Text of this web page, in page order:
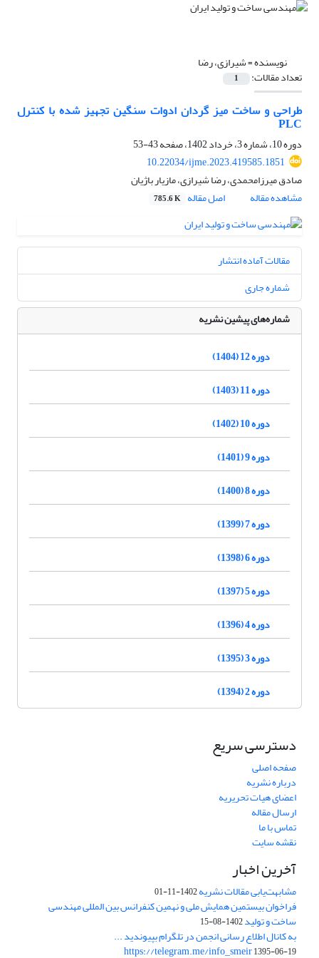
نویسنده =شیرازی، رضا
تعداد مقالات: 1
طراحی و ساخت میز گردان ادوات سنگین تجهیز شده با کنترل
PLC
دوره 10، شماره 3، خرداد 1402، صفحه
43-53
10.22034/ijme.2023.419585.1851
صادق میرزامحمدی، رضا شیرازی، مازیار باژیان
مشاهده مقاله
اصل مقاله 785.6 K
مقالات آماده انتشار
شماره جاری
شماره‌های پیشین نشریه
دوره 12 (1404)
دوره 11 (1403)
دوره 10 (1402)
دوره 9 (1401)
دوره 8 (1400)
دوره 7 (1399)
دوره 6 (1398)
دوره 5 (1397)
دوره 4 (1396)
دوره 3 (1395)
دوره 2 (1394)
دسترسی سریع
صفحه اصلی
درباره نشریه
اعضای هیات تحریریه
ارسال مقاله
تماس با ما
نقشه سایت
آخرین اخبار
مشابهت‌یابی مقالات نشریه1402-11-01
فراخوان بیستمین همایش ملی و نهمین کنفرانس بین المللی مهندسی
ساخت و تولید1402-08-15
به کانال اطلاع رسانی انجمن در تلگرام بپیوندید ...
https://telegram.me/info_smeir1395-06-19